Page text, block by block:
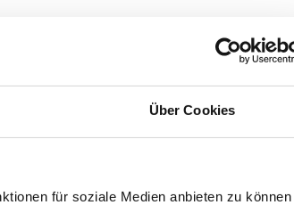
Über Cookies
für soziale Medien anbieten zu können